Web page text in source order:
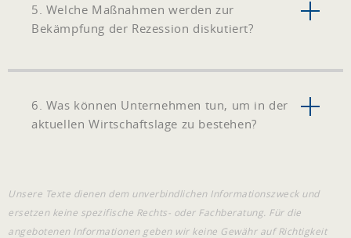
5. Welche Maßnahmen werden zur
Bekämpfung der Rezession diskutiert?
6. Was können Unternehmen tun, um in der
aktuellen Wirtschaftslage zu bestehen?
Unsere Texte dienen dem unverbindlichen Informationszweck und
ersetzen keine spezifische Rechts- oder Fachberatung. Für die
angebotenen Informationen geben wir keine Gewähr auf Richtigkeit